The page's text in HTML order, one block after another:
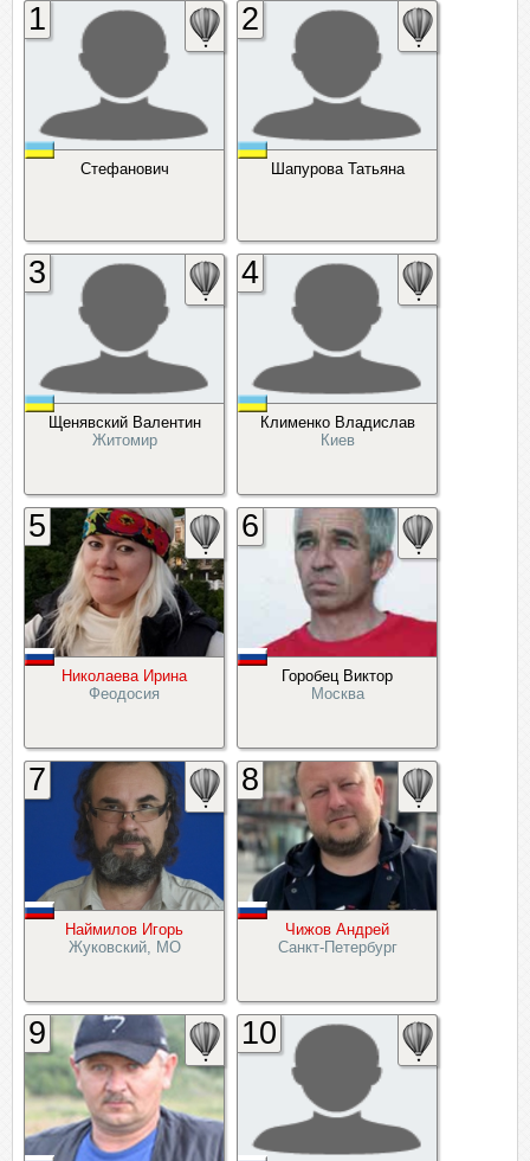
Стефанович
1
Шапурова Татьяна
2
Щенявский Валентин
Житомир
3
Клименко Владислав
Киев
4
Николаева Ирина
Феодосия
5
Горобец Виктор
Москва
6
Наймилов Игорь
Жуковский, МО
7
Чижов Андрей
Санкт-Петербург
8
9 10